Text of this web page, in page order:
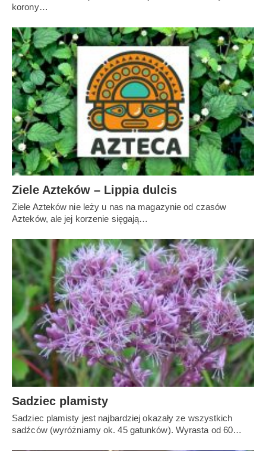
korony…
Ziele Azteków – Lippia dulcis
Ziele Azteków nie leży u nas na magazynie od czasów
Azteków, ale jej korzenie sięgają…
Sadziec plamisty
Sadziec plamisty jest najbardziej okazały ze wszystkich
sadźców (wyróżniamy ok. 45 gatunków). Wyrasta od 60…